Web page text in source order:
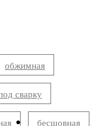
обжимная
сварку
бесшовная